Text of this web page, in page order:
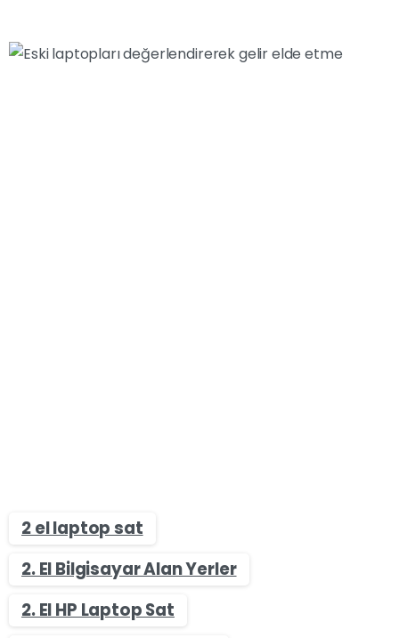
2 el laptop sat
2. El Bilgisayar Alan Yerler
2. El HP Laptop Sat